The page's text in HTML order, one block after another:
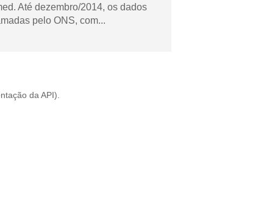
Até dezembro/2014, os dados
pelo ONS, com...
da API ).